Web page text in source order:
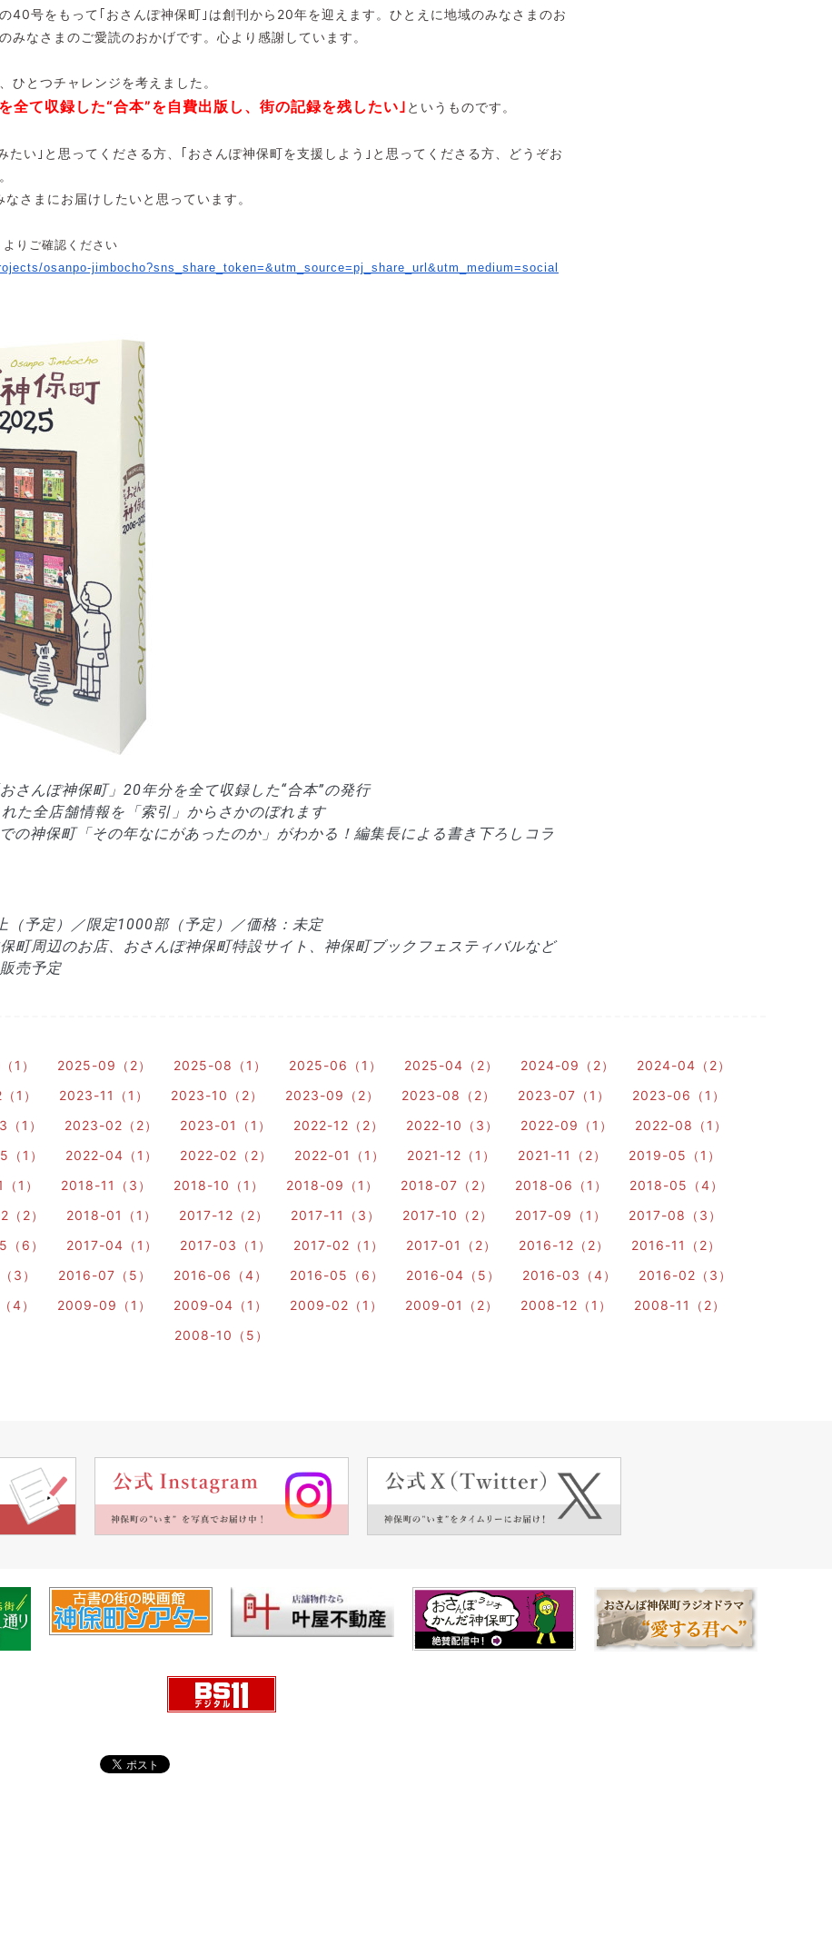
40号をもって｢おさんぽ神保町｣は創刊から20年を迎えます。ひとえに地域のみなさまのお
みなさまのご愛読のおかげです。心より感謝しています。
ひとつチャレンジを考えました。
全て収録した“合本”を自費出版し、街の記録を残したい｣ というものです。
たい｣と思ってくださる方、｢おさんぽ神保町を支援しよう｣と思ってくださる方、どうぞお
さまにお届けしたいと思っています。
りご確認ください
osanpo-jimbocho?sns_share_ token=&utm_source=pj_share_ url&utm_medium=social
さんぽ神保町」20年分を全て収録した“合本”の発行
た全店舗情報を「索引」からさかのぼれます
の神保町「その年なにがあったのか」がわかる！ 編集長による書き下ろしコラ
（予定）／限定1000部（予定）／価格：未定
町周辺のお店、おさんぽ神保町特設サイト、神保町ブックフェスティバルなど
売予定
1） 2025-09（2） 2025-08（1） 2025-06（1） 2025-04（2） 2024-09（2）
2024-04（2）
1） 2023-11（1） 2023-10（2） 2023-09（2） 2023-08（2） 2023-07（1）
2023-06（1）
1） 2023-02（2） 2023-01（1） 2022-12（2） 2022-10（3） 2022-09（1）
2022-08（1）
1） 2022-04（1） 2022-02（2） 2022-01（1） 2021-12（1） 2021-11（2）
2019-05（1）
1） 2018-11（3） 2018-10（1） 2018-09（1） 2018-07（2） 2018-06（1）
2018-05（4）
2） 2018-01（1） 2017-12（2） 2017-11（3） 2017-10（2） 2017-09（1）
2017-08（3）
6） 2017-04（1） 2017-03（1） 2017-02（1） 2017-01（2） 2016-12（2）
2016-11（2）
3） 2016-07（5） 2016-06（4） 2016-05（6） 2016-04（5） 2016-03（4）
2016-02（3）
4） 2009-09（1） 2009-04（1） 2009-02（1） 2009-01（2） 2008-12（1）
2008-11（2）
2008-10（5）